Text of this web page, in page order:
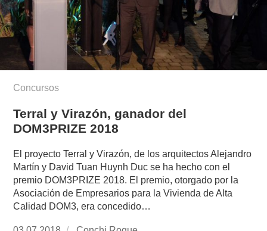
Concursos
Terral y Virazón, ganador del
DOM3PRIZE 2018
El proyecto Terral y Virazón, de los arquitectos Alejandro
Martín y David Tuan Huynh Duc se ha hecho con el
premio DOM3PRIZE 2018. El premio, otorgado por la
Asociación de Empresarios para la Vivienda de Alta
Calidad DOM3, era concedido…